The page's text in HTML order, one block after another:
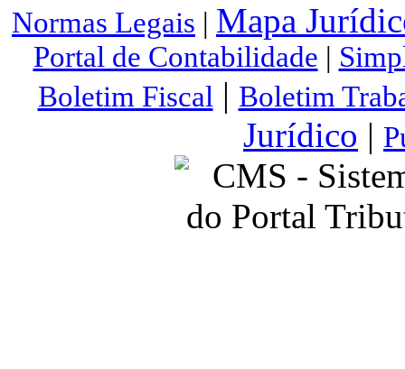
Normas Legais | Mapa
Portal de Contabilidade |
Boletim Fiscal | Boletim
Jurídico |